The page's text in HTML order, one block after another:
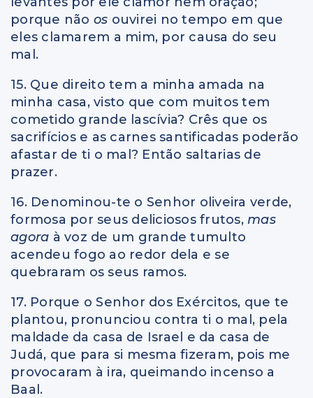
porque não os ouvirei no tempo em que
eles clamarem a mim, por causa do seu
mal.
15. Que direito tem a minha amada na
minha casa, visto que com muitos tem
cometido grande lascívia? Crês que os
sacrifícios e as carnes santificadas poderão
afastar de ti o mal? Então saltarias de
prazer.
16. Denominou-te o Senhor oliveira verde,
formosa por seus deliciosos frutos, mas
agora à voz de um grande tumulto
acendeu fogo ao redor dela e se
quebraram os seus ramos.
17. Porque o Senhor dos Exércitos, que te
plantou, pronunciou contra ti o mal, pela
maldade da casa de Israel e da casa de
Judá, que para si mesma fizeram, pois me
provocaram à ira, queimando incenso a
Baal.